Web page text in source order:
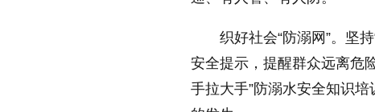
织好社会“防溺网”。坚
安全提示，提醒群众远离危
手拉大手”防溺水安全知识